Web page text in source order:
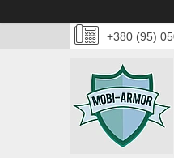
+380 (95)